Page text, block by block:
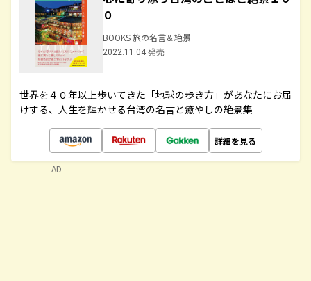
０
BOOKS 旅の名言＆絶景
2022.11.04 発売
世界を４０年以上歩いてきた「地球の歩き方」があなたにお届
けする、人生を輝かせる台湾の名言と癒やしの絶景集
詳細を見る
AD